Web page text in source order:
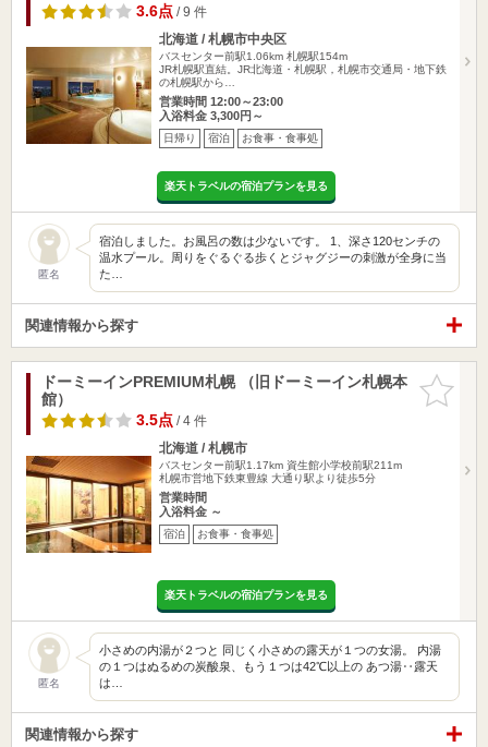
3.6点/ 9 件
北海道 / 札幌市中央区
バスセンター前駅1.06km 札幌駅154m
JR札幌駅直結。JR北海道・札幌駅，札幌市交通局・地下鉄
の札幌駅から…
営業時間 12:00～23:00
入浴料金 3,300円～
日帰り 宿泊 お食事・食事処
楽天トラベルの宿泊プランを見る
匿名
宿泊しました。お風呂の数は少ないです。 1、深さ120センチの
温水プール。周りをぐるぐる歩くとジャグジーの刺激が全身に当
た…
関連情報から探す
お気に入
りに追加
ドーミーインPREMIUM札幌 （旧ドーミーイン札幌本
館）
3.5点/ 4 件
北海道 / 札幌市
バスセンター前駅1.17km 資生館小学校前駅211m
札幌市営地下鉄東豊線 大通り駅より徒歩5分
営業時間
入浴料金 ～
宿泊 お食事・食事処
楽天トラベルの宿泊プランを見る
匿名
小さめの内湯が２つと 同じく小さめの露天が１つの女湯。 内湯
の１つはぬるめの炭酸泉、もう１つは42℃以上の あつ湯‥露天
は…
関連情報から探す